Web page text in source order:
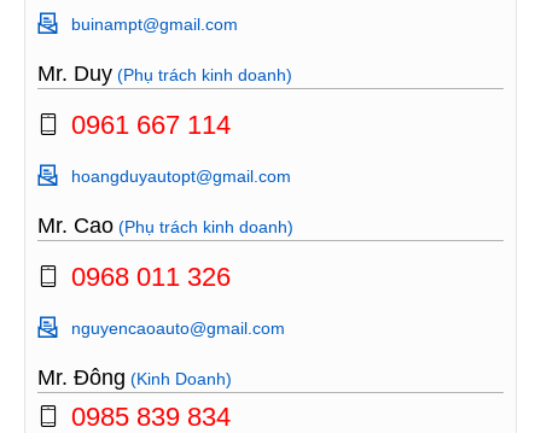
buinampt@gmail.com
Mr. Duy (Phụ trách kinh doanh)
0961 667 114
hoangduyautopt@gmail.com
Mr. Cao (Phụ trách kinh doanh)
0968 011 326
nguyencaoauto@gmail.com
Mr. Đông (Kinh Doanh)
0985 839 834